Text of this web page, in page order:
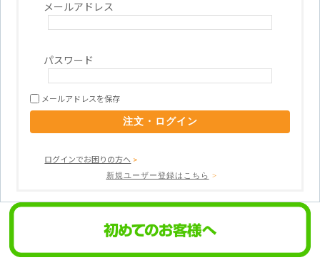
メールアドレス
パスワード
メールアドレスを保存
ログインでお困りの方へ >
新規ユーザー登録はこちら >